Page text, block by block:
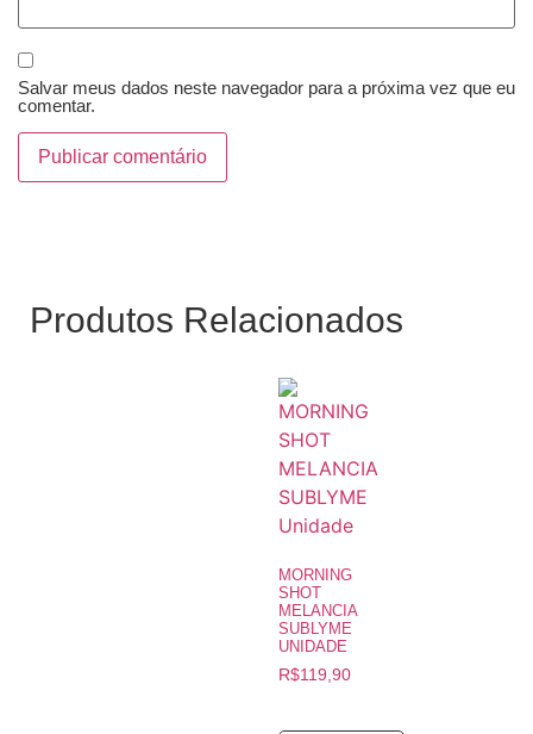
Salvar meus dados neste navegador para a próxima vez que eu
comentar.
Produtos Relacionados
MORNING
SHOT
MELANCIA
SUBLYME
UNIDADE
R$119,90